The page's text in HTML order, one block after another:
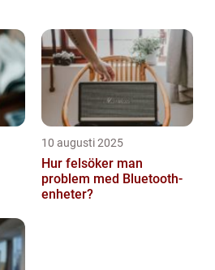
10 augusti 2025
Hur felsöker man
problem med Bluetooth-
enheter?